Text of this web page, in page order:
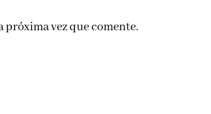
próxima vez que comente.